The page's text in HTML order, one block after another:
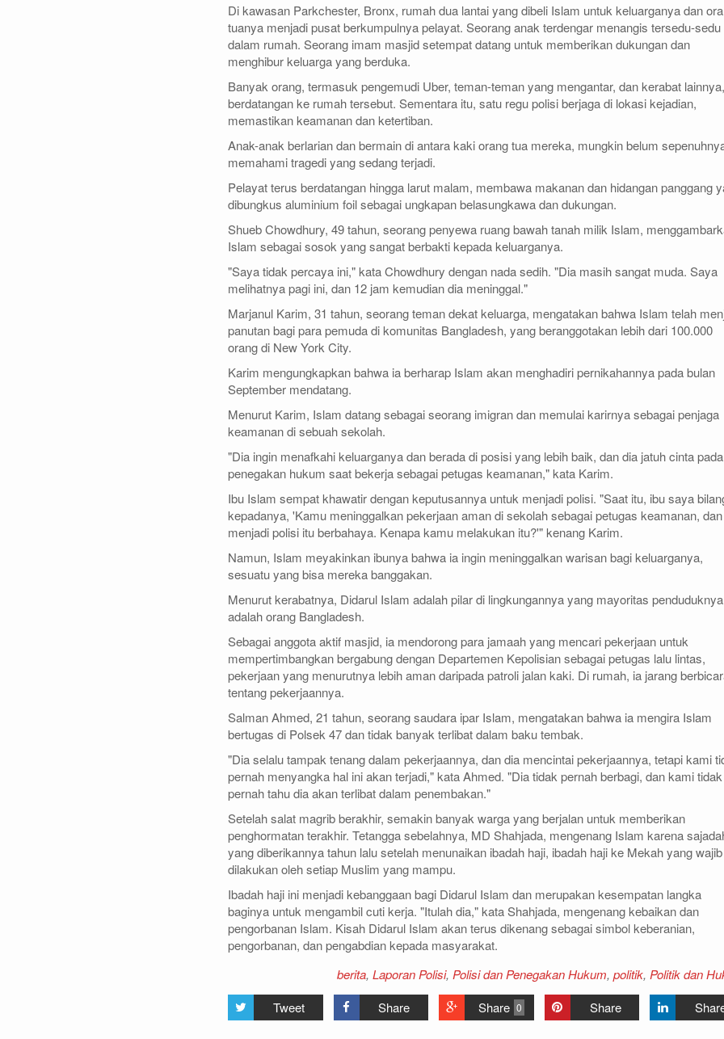
Di kawasan Parkchester, Bronx, rumah dua lantai yang dibeli Islam untuk keluarganya dan
tuanya menjadi pusat berkumpulnya pelayat. Seorang anak terdengar menangis tersedu-sedu
dalam rumah. Seorang imam masjid setempat datang untuk memberikan dukungan dan
menghibur keluarga yang berduka.
Banyak orang, termasuk pengemudi Uber, teman-teman yang mengantar, dan kerabat lainnya,
berdatangan ke rumah tersebut. Sementara itu, satu regu polisi berjaga di lokasi kejadian,
memastikan keamanan dan ketertiban.
Anak-anak berlarian dan bermain di antara kaki orang tua mereka, mungkin belum
memahami tragedi yang sedang terjadi.
Pelayat terus berdatangan hingga larut malam, membawa makanan dan hidangan panggang
dibungkus aluminium foil sebagai ungkapan belasungkawa dan dukungan.
Shueb Chowdhury, 49 tahun, seorang penyewa ruang bawah tanah milik Islam,
Islam sebagai sosok yang sangat berbakti kepada keluarganya.
"Saya tidak percaya ini," kata Chowdhury dengan nada sedih. "Dia masih sangat muda. Saya
melihatnya pagi ini, dan 12 jam kemudian dia meninggal."
Marjanul Karim, 31 tahun, seorang teman dekat keluarga, mengatakan bahwa Islam telah
panutan bagi para pemuda di komunitas Bangladesh, yang beranggotakan lebih dari 100.000
orang di New York City.
Karim mengungkapkan bahwa ia berharap Islam akan menghadiri pernikahannya pada bulan
September mendatang.
Menurut Karim, Islam datang sebagai seorang imigran dan memulai karirnya sebagai penjaga
keamanan di sebuah sekolah.
"Dia ingin menafkahi keluarganya dan berada di posisi yang lebih baik, dan dia jatuh cinta pada
penegakan hukum saat bekerja sebagai petugas keamanan," kata Karim.
Ibu Islam sempat khawatir dengan keputusannya untuk menjadi polisi. "Saat itu, ibu saya
kepadanya, 'Kamu meninggalkan pekerjaan aman di sekolah sebagai petugas keamanan, dan
menjadi polisi itu berbahaya. Kenapa kamu melakukan itu?'" kenang Karim.
Namun, Islam meyakinkan ibunya bahwa ia ingin meninggalkan warisan bagi keluarganya,
sesuatu yang bisa mereka banggakan.
Menurut kerabatnya, Didarul Islam adalah pilar di lingkungannya yang mayoritas penduduknya
adalah orang Bangladesh.
Sebagai anggota aktif masjid, ia mendorong para jamaah yang mencari pekerjaan untuk
mempertimbangkan bergabung dengan Departemen Kepolisian sebagai petugas lalu lintas,
pekerjaan yang menurutnya lebih aman daripada patroli jalan kaki. Di rumah, ia jarang
tentang pekerjaannya.
Salman Ahmed, 21 tahun, seorang saudara ipar Islam, mengatakan bahwa ia mengira Islam
bertugas di Polsek 47 dan tidak banyak terlibat dalam baku tembak.
"Dia selalu tampak tenang dalam pekerjaannya, dan dia mencintai pekerjaannya, tetapi kami
pernah menyangka hal ini akan terjadi," kata Ahmed. "Dia tidak pernah berbagi, dan kami tidak
pernah tahu dia akan terlibat dalam penembakan."
Setelah salat magrib berakhir, semakin banyak warga yang berjalan untuk memberikan
penghormatan terakhir. Tetangga sebelahnya, MD Shahjada, mengenang Islam karena
yang diberikannya tahun lalu setelah menunaikan ibadah haji, ibadah haji ke Mekah yang wajib
dilakukan oleh setiap Muslim yang mampu.
Ibadah haji ini menjadi kebanggaan bagi Didarul Islam dan merupakan kesempatan langka
baginya untuk mengambil cuti kerja. "Itulah dia," kata Shahjada, mengenang kebaikan dan
pengorbanan Islam. Kisah Didarul Islam akan terus dikenang sebagai simbol keberanian,
pengorbanan, dan pengabdian kepada masyarakat.
berita, Laporan Polisi, Polisi dan Penegakan Hukum, politik, Politik dan
Tweet
Share 0
Share Share